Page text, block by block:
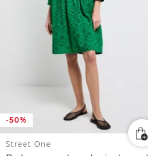
-50%
Street One